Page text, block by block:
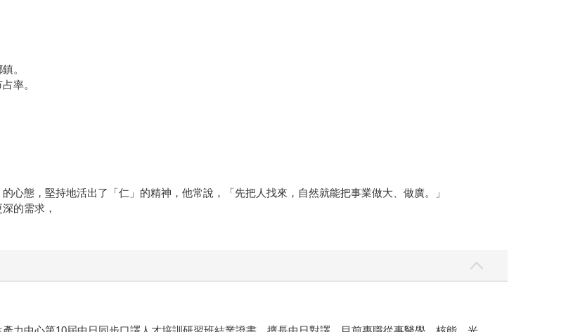
。
率。
心態，堅持地活出了「仁」的精神，他常說，「先把人找來，自然就能把事業做大、做廣。」
的需求，